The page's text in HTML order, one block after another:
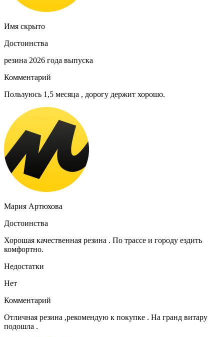
Имя скрыто
Достоинства
резина 2026 года выпуска
Комментарий
Пользуюсь 1,5 месяца , дорогу держит хорошо.
Мария Артюхова
Достоинства
Хорошая качественная резина . По трассе и городу ездить
комфортно.
Недостатки
Нет
Комментарий
Отличная резина ,рекомендую к покупке . На гранд витару
подошла .